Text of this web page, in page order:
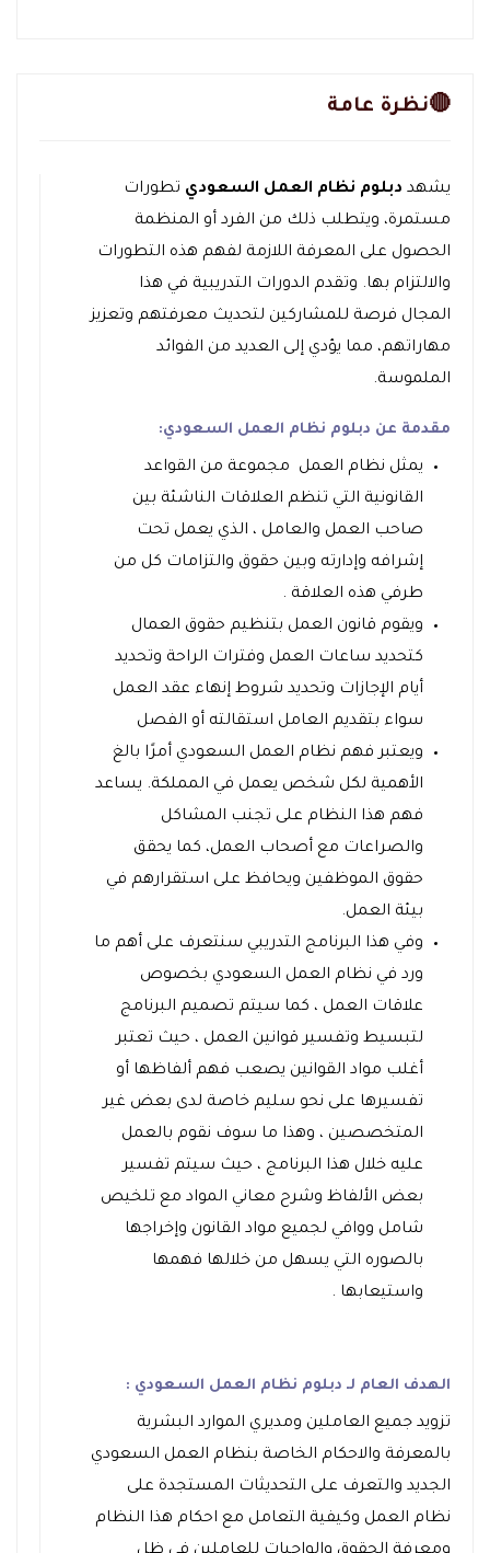
🔴نظرة عامة
يشهد دبلوم نظام العمل السعودي تطورات
مستمرة، ويتطلب ذلك من الفرد أو المنظمة
الحصول على المعرفة اللازمة لفهم هذه التطورات
والالتزام بها. وتقدم الدورات التدريبية في هذا
المجال فرصة للمشاركين لتحديث معرفتهم وتعزيز
مهاراتهم، مما يؤدي إلى العديد من الفوائد
الملموسة.
مقدمة عن دبلوم نظام العمل السعودي:
يمثل نظام العمل مجموعة من القواعد
القانونية التي تنظم العلاقات الناشئة بين
صاحب العمل والعامل ، الذي يعمل تحت
إشرافه وإدارته وبين حقوق والتزامات كل من
طرفي هذه العلاقة .
ويقوم قانون العمل بتنظيم حقوق العمال
كتحديد ساعات العمل وفترات الراحة وتحديد
أيام الإجازات وتحديد شروط إنهاء عقد العمل
سواء بتقديم العامل استقالته أو الفصل
ويعتبر فهم نظام العمل السعودي أمرًا بالغ
الأهمية لكل شخص يعمل في المملكة. يساعد
فهم هذا النظام على تجنب المشاكل
والصراعات مع أصحاب العمل، كما يحقق
حقوق الموظفين ويحافظ على استقرارهم في
بيئة العمل.
وفي هذا البرنامج التدريبي سنتعرف على أهم ما
ورد في نظام العمل السعودي بخصوص
علاقات العمل ، كما سيتم تصميم البرنامج
لتبسيط وتفسير قوانين العمل ، حيث تعتبر
أغلب مواد القوانين يصعب فهم ألفاظها أو
تفسيرها على نحو سليم خاصة لدى بعض غير
المتخصصين ، وهذا ما سوف نقوم بالعمل
عليه خلال هذا البرنامج ، حيث سيتم تفسير
بعض الألفاظ وشرح معاني المواد مع تلخيص
شامل ووافي لجميع مواد القانون وإخراجها
بالصوره التي يسهل من خلالها فهمها
واستيعابها .
الهدف العام لـ دبلوم نظام العمل السعودي :
تزويد جميع العاملين ومديري الموارد البشرية
بالمعرفة والاحكام الخاصة بنظام العمل السعودي
الجديد والتعرف على التحديثات المستجدة على
نظام العمل وكيفية التعامل مع احكام هذا النظام